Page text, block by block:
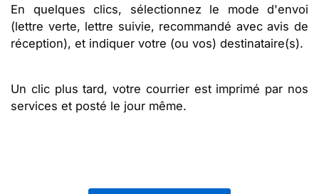
En quelques clics, sélectionnez le mode d'envoi
(lettre verte, lettre suivie, recommandé avec avis de
réception), et indiquer votre (ou vos) destinataire(s).
Un clic plus tard, votre courrier est imprimé par nos
services et posté le jour même.